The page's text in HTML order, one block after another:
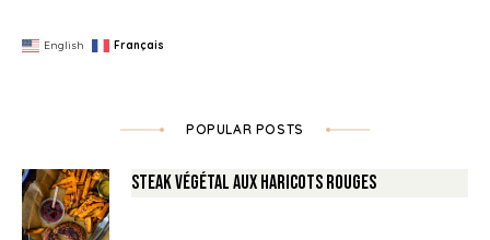
English Français
POPULAR POSTS
Steak végétal aux haricots rouges